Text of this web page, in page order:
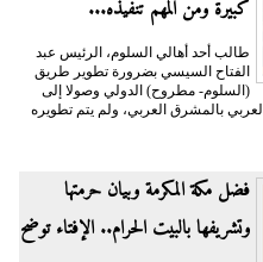
كبيرة ومن المهم تنفيذه...
طالب أحد أهالي السلوم، الرئيس عبد
الفتاح السيسي بضرورة تطوير طريق
(السلوم- مطروح) الدولي وصولا إلى
بالمشرق العربي، ولم يتم تطويره
فضل مكة المكرمة وبيان حرمتها
وتشريفها بالبيت الحرام.. الإفتاء توضح